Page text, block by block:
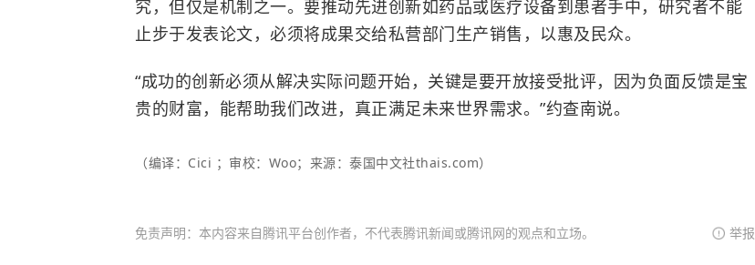
究，但仅是机制之一。要推动先进创新如药品或医疗设备到患者手中，研究者不能
止步于发表论文，必须将成果交给私营部门生产销售，以惠及民众。
“成功的创新必须从解决实际问题开始，关键是要开放接受批评，因为负面反馈是宝
贵的财富，能帮助我们改进，真正满足未来世界需求。”约查南说。
（编译：Cici ；审校：Woo；来源：泰国中文社thais.com）
免责声明：本内容来自腾讯平台创作者，不代表腾讯新闻或腾讯网的观点和立场。 举报